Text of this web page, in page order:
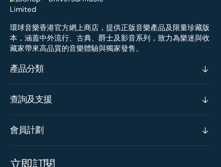
環球音樂香港官方網上商店，提供正版音樂產品及限量珍藏版
本，涵蓋中外流行、古典、爵士及影音系列，致力為樂迷與收
藏家帶來高品質的音樂體驗與獨家發售。
產品分類
查詢及支援
會員計劃